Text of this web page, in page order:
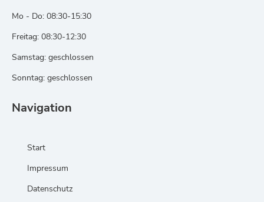
Mo - Do: 08:30-15:30
Freitag: 08:30-12:30
Samstag: geschlossen
Sonntag: geschlossen
Navigation
Start
Impressum
Datenschutz